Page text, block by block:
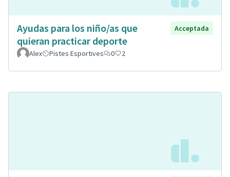
Ayudas para los niño/as que
quieran practicar deporte
Acceptada
Alex Pistes Esportives 0 2